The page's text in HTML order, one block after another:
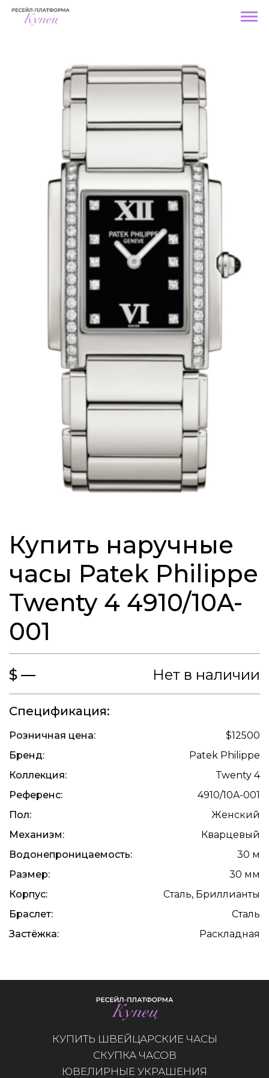
Купить наручные
часы Patek Philippe
Twenty 4 4910/10A-
001
$ — Нет в наличии
Спецификация:
Розничная цена:
$12500
Бренд:
Patek Philippe
Коллекция:
Twenty 4
Референс:
4910/10A-001
Пол:
Женский
Механизм:
Кварцевый
Водонепроницаемость:
30 м
Размер:
30 мм
Корпус:
Сталь, Бриллианты
Браслет:
Сталь
Застёжка:
Раскладная
КУПИТЬ ШВЕЙЦАРСКИЕ ЧАСЫ
СКУПКА ЧАСОВ
ЮВЕЛИРНЫЕ УКРАШЕНИЯ